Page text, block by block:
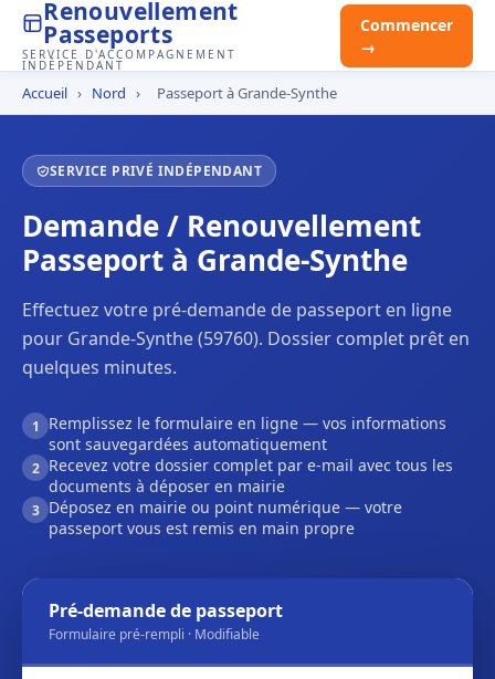
Renouvellement
Passeports
SERVICE D'ACCOMPAGNEMENT
INDÉPENDANT
Commencer
→
Accueil › Nord › Passeport à Grande-Synthe
SERVICE PRIVÉ INDÉPENDANT
Demande / Renouvellement
Passeport à Grande-Synthe
Effectuez votre pré-demande de passeport en ligne
pour Grande-Synthe (59760). Dossier complet prêt en
quelques minutes.
1
Remplissez le formulaire en ligne — vos informations
sont sauvegardées automatiquement
2 Recevez votre dossier complet par e-mail avec tous les
documents à déposer en mairie
3 Déposez en mairie ou point numérique — votre
passeport vous est remis en main propre
Pré-demande de passeport
Formulaire pré-rempli · Modifiable